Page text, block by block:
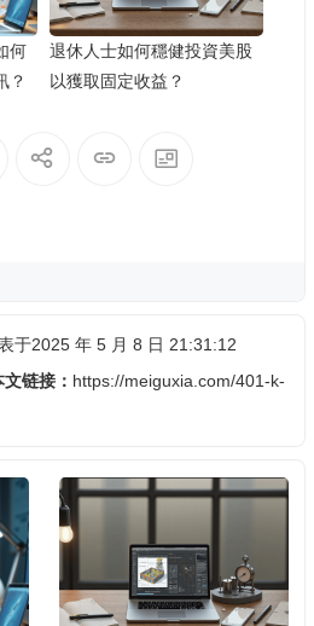
何
？
退休人士如何穩健投資美股
以獲取固定收益？
于2025 年 5 月 8 日 21:31:12
链接： https://meiguxia.com/401-k-